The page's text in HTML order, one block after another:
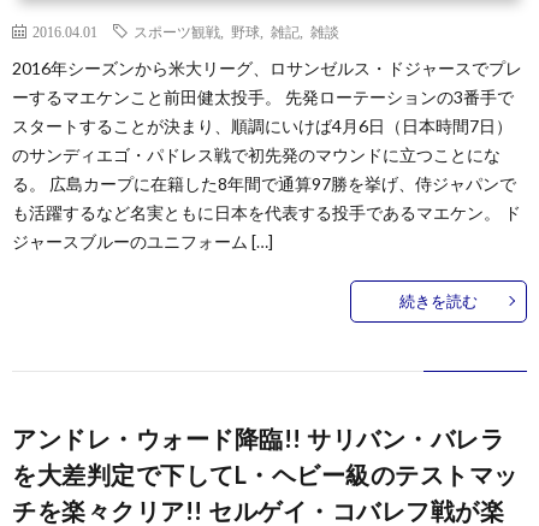
2016.04.01 スポーツ観戦 野球 雑記 雑談
2016年シーズンから米大リーグ、ロサンゼルス・ドジャースでプレ
ーするマエケンこと前田健太投手。 先発ローテーションの3番手で
スタートすることが決まり、順調にいけば4月6日（日本時間7日）
のサンディエゴ・パドレス戦で初先発のマウンドに立つことにな
る。 広島カープに在籍した8年間で通算97勝を挙げ、侍ジャパンで
も活躍するなど名実ともに日本を代表する投手であるマエケン。 ド
ジャースブルーのユニフォーム […]
続きを読む
アンドレ・ウォード降臨!! サリバン・バレラ
を大差判定で下してL・ヘビー級のテストマッ
チを楽々クリア!! セルゲイ・コバレフ戦が楽